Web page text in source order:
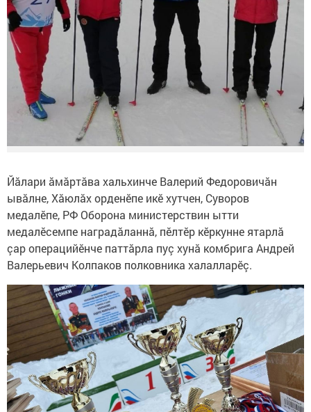
Йăлари ăмăртăва хальхинче Валерий Федоровичăн
ывăлне, Хăюлăх орденӗпе икӗ хутчен, Суворов
медалӗпе, РФ Оборона министерствин ытти
медалӗсемпе наградăланнă, пӗлтӗр кӗркунне ятарлă
çар операцийӗнче паттăрла пуç хунă комбрига Андрей
Валерьевич Колпаков полковника халалларӗç.